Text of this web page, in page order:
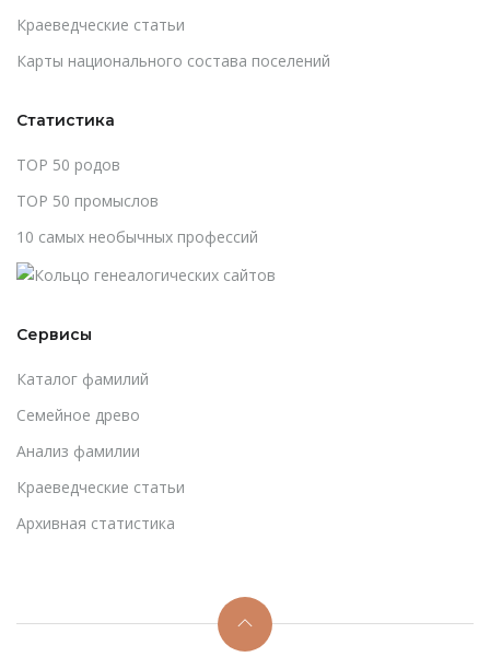
Краеведческие статьи
Карты национального состава поселений
Статистика
TOP 50 родов
TOP 50 промыслов
10 самых необычных профессий
Сервисы
Каталог фамилий
Cемейное древо
Анализ фамилии
Краеведческие статьи
Архивная статистика